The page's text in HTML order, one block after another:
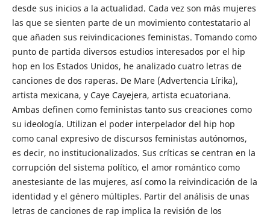
desde sus inicios a la actualidad. Cada vez son más mujeres
las que se sienten parte de un movimiento contestatario al
que añaden sus reivindicaciones feministas. Tomando como
punto de partida diversos estudios interesados por el hip
hop en los Estados Unidos, he analizado cuatro letras de
canciones de dos raperas. De Mare (Advertencia Lírika),
artista mexicana, y Caye Cayejera, artista ecuatoriana.
Ambas definen como feministas tanto sus creaciones como
su ideología. Utilizan el poder interpelador del hip hop
como canal expresivo de discursos feministas autónomos,
es decir, no institucionalizados. Sus críticas se centran en la
corrupción del sistema político, el amor romántico como
anestesiante de las mujeres, así como la reivindicación de la
identidad y el género múltiples. Partir del análisis de unas
letras de canciones de rap implica la revisión de los